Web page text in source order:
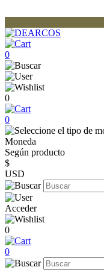
0
0
0
Moneda
Según producto
$
USD
Acceder
0
0